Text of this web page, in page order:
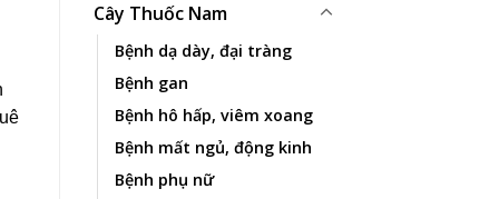
Cây Thuốc Nam
Bệnh dạ dày, đại tràng
Bệnh gan
Bệnh hô hấp, viêm xoang
Bệnh mất ngủ, động kinh
Bệnh phụ nữ